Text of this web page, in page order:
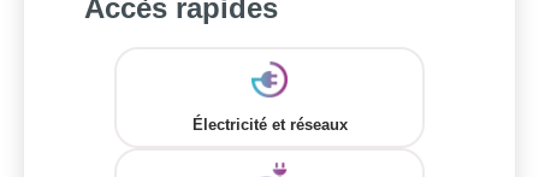
Accès rapides
Électricité et réseaux